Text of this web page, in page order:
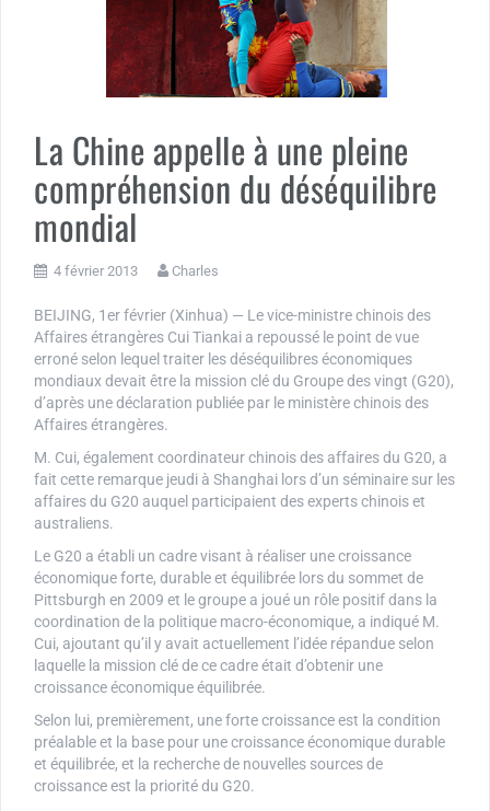
La Chine appelle à une pleine
compréhension du déséquilibre
mondial
4 février 2013 Charles
BEIJING, 1er février (Xinhua) — Le vice-ministre chinois des
Affaires étrangères Cui Tiankai a repoussé le point de vue
erroné selon lequel traiter les déséquilibres économiques
mondiaux devait être la mission clé du Groupe des vingt (G20),
d’après une déclaration publiée par le ministère chinois des
Affaires étrangères.
M. Cui, également coordinateur chinois des affaires du G20, a
fait cette remarque jeudi à Shanghai lors d’un séminaire sur les
affaires du G20 auquel participaient des experts chinois et
australiens.
Le G20 a établi un cadre visant à réaliser une croissance
économique forte, durable et équilibrée lors du sommet de
Pittsburgh en 2009 et le groupe a joué un rôle positif dans la
coordination de la politique macro-économique, a indiqué M.
Cui, ajoutant qu’il y avait actuellement l’idée répandue selon
laquelle la mission clé de ce cadre était d’obtenir une
croissance économique équilibrée.
Selon lui, premièrement, une forte croissance est la condition
préalable et la base pour une croissance économique durable
et équilibrée, et la recherche de nouvelles sources de
croissance est la priorité du G20.